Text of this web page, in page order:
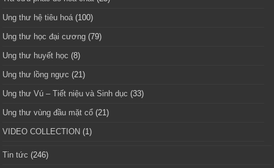
Ung thư hệ tiêu hoá (100)
Ung thư học đại cương (79)
Ung thư huyết học (8)
Ung thư lồng ngực (21)
Ung thư Vú – Tiết niệu và Sinh dục (33)
Ung thư vùng đầu mặt cổ (21)
VIDEO COLLECTION (1)
Tin tức (246)